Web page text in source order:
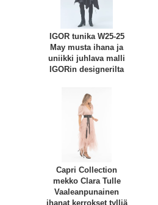
IGOR tunika W25-25
May musta ihana ja
uniikki juhlava malli
IGORin designerilta
Capri Collection
mekko Clara Tulle
Vaaleanpunainen
ihanat kerrokset tylliä